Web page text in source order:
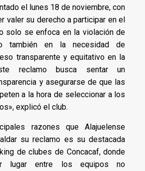
el lunes 18 de noviembre, con
valer su derecho a participar en el
solo se enfoca en la violación de
también en la necesidad de
transparente y equitativo en la
reclamo busca sentar un
y asegurarse de que las
a la hora de seleccionar a los
explicó el club.
razones que Alajuelense
su reclamo es su destacada
de clubes de Concacaf, donde
lugar entre los equipos no